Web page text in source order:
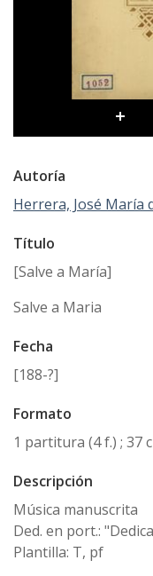
Autoría
Herrera, José María
Título
[Salve a María]
Salve a Maria
Fecha
[188-?]
Formato
1 partitura (4 f.) ; 37
Descripción
Música manuscrita
Ded. en port.:
Plantilla: T, pf